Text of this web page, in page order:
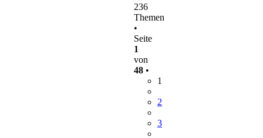
236
Themen
•
Seite
1
von
48 •
1
2
3